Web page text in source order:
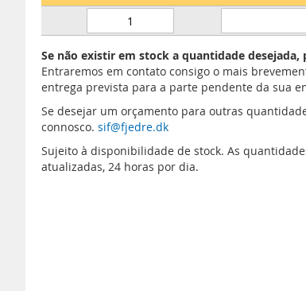
Se não existir em stock a quantidade
Entraremos em contato consigo o mais
entrega prevista para a parte pendente da sua
Se desejar um orçamento para outras
connosco. sif@fjedre.dk
Sujeito à disponibilidade de stock. As
atualizadas, 24 horas por dia.